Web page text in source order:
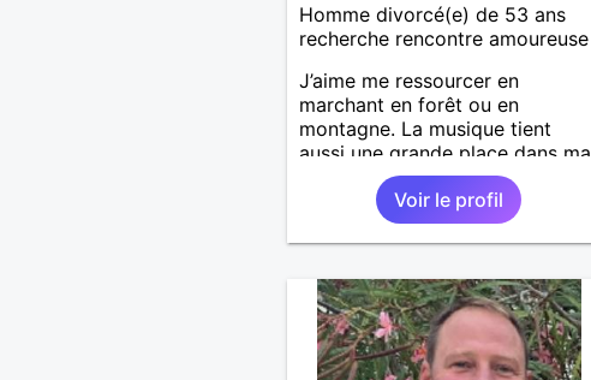
Homme divorcé(e) de 53 ans
recherche rencontre amoureuse
J’aime me ressourcer en
marchant en forêt ou en
montagne. La musique tient
aussi une grande place dans ma
vie : j’adore aller à des concerts
ou à des festivals. Voyager et
découvrir de nouvelles cultures,
c’est ce qui m’inspire le plus.
avec qui partager ces moments
simples et sincères.
Voir le profil